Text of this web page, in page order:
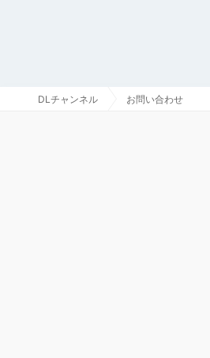
DLチャンネル お問い合わせ